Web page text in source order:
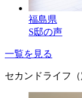
福島県
S邸の声
一覧を見る
セカンドライフ